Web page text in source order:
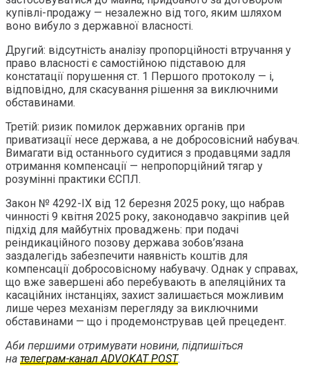
купівлі-продажу — незалежно від того, яким шляхом
воно вибуло з державної власності.
Другий: відсутність аналізу пропорційності втручання у
право власності є самостійною підставою для
констатації порушення ст. 1 Першого протоколу — і,
відповідно, для скасування рішення за виключними
обставинами.
Третій: ризик помилок державних органів при
приватизації несе держава, а не добросовісний набувач.
Вимагати від останнього судитися з продавцями задля
отримання компенсації — непропорційний тягар у
розумінні практики ЄСПЛ.
Закон № 4292-IX від 12 березня 2025 року, що набрав
чинності 9 квітня 2025 року, законодавчо закріпив цей
підхід для майбутніх проваджень: при подачі
реіндикаційного позову держава зобов’язана
заздалегідь забезпечити наявність коштів для
компенсації добросовісному набувачу. Однак у справах,
що вже завершені або перебувають в апеляційних та
касаційних інстанціях, захист залишається можливим
лише через механізм перегляду за виключними
обставинами — що і продемонстрував цей прецедент.
Аби першими отримувати новини, підпишіться
на телеграм-канал ADVOKAT POST.